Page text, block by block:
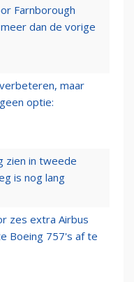
Farnborough
dan de vorige
maar
optie:
zien in tweede
is nog lang
zes extra Airbus
Boeing 757's af te